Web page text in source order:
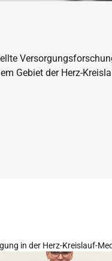
Gebiet der Herz-
in der Herz-Kreislauf-